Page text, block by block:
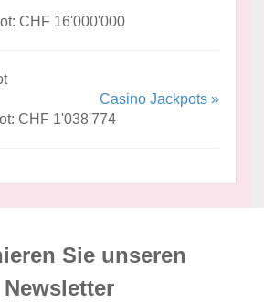
CHF 16'000'000
Casino Jackpots »
CHF 1'038'774
Sie unseren
News­letter